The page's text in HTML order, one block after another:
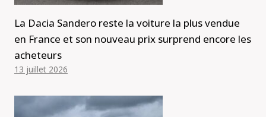
La Dacia Sandero reste la voiture la plus vendue
en France et son nouveau prix surprend encore les
acheteurs
13 juillet 2026